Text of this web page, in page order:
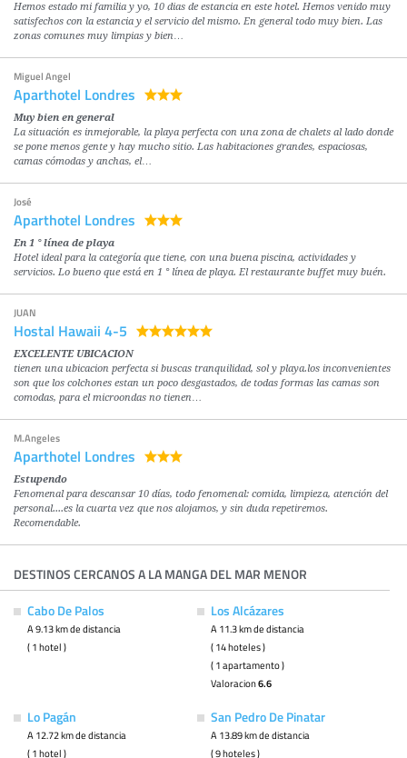
Hemos estado mi familia y yo, 10 dias de estancia en este hotel. Hemos venido muy
satisfechos con la estancia y el servicio del mismo. En general todo muy bien. Las
zonas comunes muy limpias y bien…
Miguel Angel
Aparthotel Londres
Muy bien en general
La situación es inmejorable, la playa perfecta con una zona de chalets al lado donde
se pone menos gente y hay mucho sitio. Las habitaciones grandes, espaciosas,
camas cómodas y anchas, el…
José
Aparthotel Londres
En 1 ° línea de playa
Hotel ideal para la categoría que tiene, con una buena piscina, actividades y
servicios. Lo bueno que está en 1 ° línea de playa. El restaurante buffet muy buén.
JUAN
Hostal Hawaii 4-5
EXCELENTE UBICACION
tienen una ubicacion perfecta si buscas tranquilidad, sol y playa.los inconvenientes
son que los colchones estan un poco desgastados, de todas formas las camas son
comodas, para el microondas no tienen…
M.Angeles
Aparthotel Londres
Estupendo
Fenomenal para descansar 10 días, todo fenomenal: comida, limpieza, atención del
personal....es la cuarta vez que nos alojamos, y sin duda repetiremos.
Recomendable.
DESTINOS CERCANOS A LA MANGA DEL MAR MENOR
Cabo De Palos
A 9.13 km de distancia
( 1 hotel )
Los Alcázares
A 11.3 km de distancia
( 14 hoteles )
( 1 apartamento )
Valoracion6.6
Lo Pagán
A 12.72 km de distancia
( 1 hotel )
San Pedro De Pinatar
A 13.89 km de distancia
( 9 hoteles )